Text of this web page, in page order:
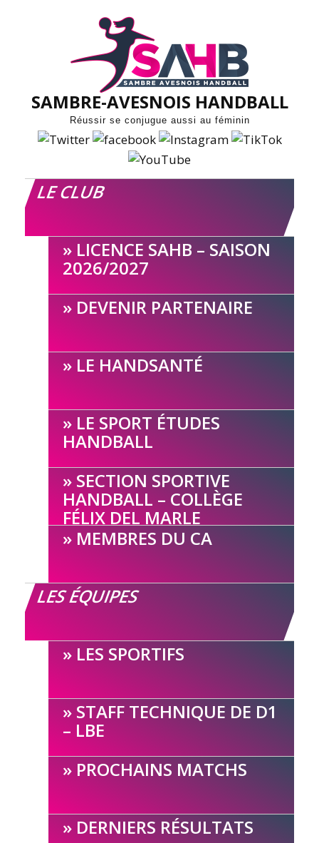
SAMBRE-AVESNOIS HANDBALL
Réussir se conjugue aussi au féminin
LE CLUB
LICENCE SAHB – SAISON
2026/2027
DEVENIR PARTENAIRE
LE HANDSANTÉ
LE SPORT ÉTUDES
HANDBALL
SECTION SPORTIVE
HANDBALL – COLLÈGE
FÉLIX DEL MARLE
MEMBRES DU CA
LES ÉQUIPES
LES SPORTIFS
STAFF TECHNIQUE DE D1
– LBE
PROCHAINS MATCHS
DERNIERS RÉSULTATS